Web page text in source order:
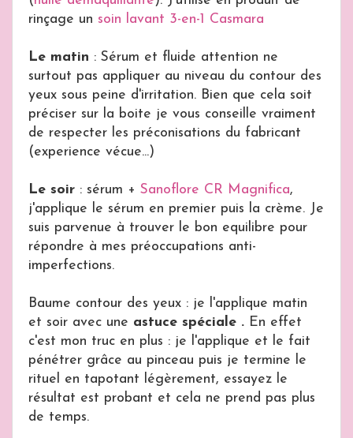
rinçage un soin lavant 3-en-1 Casmara
Le matin : Sérum et fluide attention ne
surtout pas appliquer au niveau du contour des
yeux sous peine d'irritation. Bien que cela soit
préciser sur la boite je vous conseille vraiment
de respecter les préconisations du fabricant
(experience vécue...)
Le soir : sérum + Sanoflore CR Magnifica,
j'applique le sérum en premier puis la crème. Je
suis parvenue à trouver le bon equilibre pour
répondre à mes préoccupations anti-
imperfections.
Baume contour des yeux : je l'applique matin
et soir avec une astuce spéciale . En effet
c'est mon truc en plus : je l'applique et le fait
pénétrer grâce au pinceau puis je termine le
rituel en tapotant légèrement, essayez le
résultat est probant et cela ne prend pas plus
de temps.